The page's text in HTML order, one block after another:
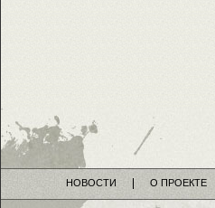
НОВОСТИ О ПРОЕКТЕ